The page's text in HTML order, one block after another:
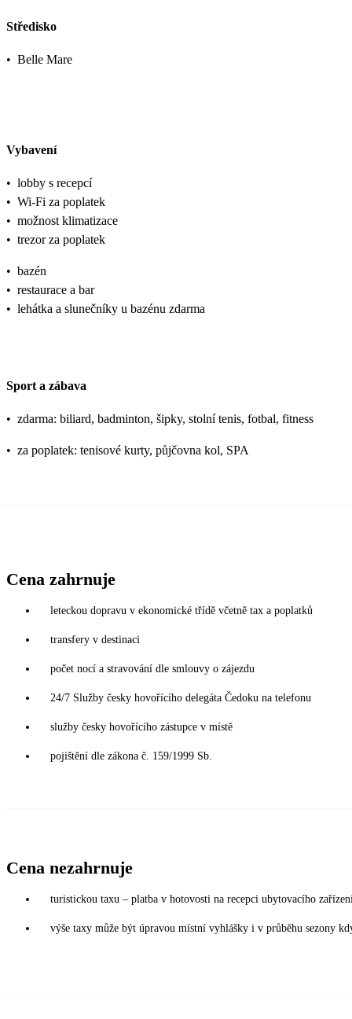
Středisko
• Belle Mare
Vybavení
• lobby s recepcí
• Wi-Fi za poplatek
• možnost klimatizace
• trezor za poplatek
• bazén
• restaurace a bar
• lehátka a slunečníky u bazénu zdarma
Sport a zábava
• zdarma: biliard, badminton, šipky, stolní tenis, fotbal, fitness
• za poplatek: tenisové kurty, půjčovna kol, SPA
Cena zahrnuje
leteckou dopravu v ekonomické třídě včetně tax a poplatků
transfery v destinaci
počet nocí a stravování dle smlouvy o zájezdu
24/7 Služby česky hovořícího delegáta Čedoku na telefonu
služby česky hovořícího zástupce v místě
pojištění dle zákona č. 159/1999 Sb.
Cena nezahrnuje
turistickou taxu – platba v hotovosti na recepci ubytovacího
výše taxy může být úpravou místní vyhlášky i v průběhu sezony